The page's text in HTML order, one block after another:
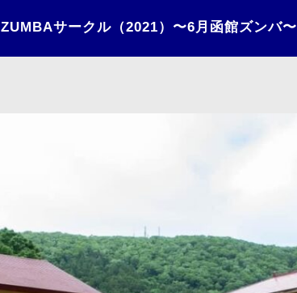
ZUMBAサークル（2021）〜6月函館ズンバ〜